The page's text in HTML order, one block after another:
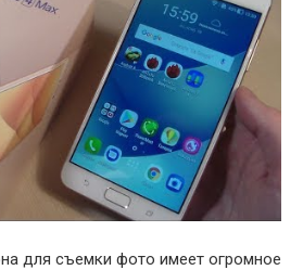
для съемки фото имеет огромное